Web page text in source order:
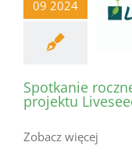
09 2024
Spotkanie
projektu
Zobacz więcej